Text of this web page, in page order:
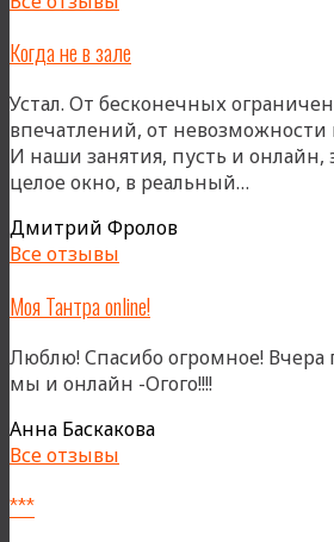
Когда не в зале
Устал. От бесконечных
впечатлений, от
И наши занятия, пусть и онлайн,
целое окно, в реальный…
Дмитрий Фролов
Все отзывы
Моя Тантра online!
Люблю! Спасибо огромное! Вчера
мы и онлайн -Огого!!!!
Анна Баскакова
Все отзывы
***